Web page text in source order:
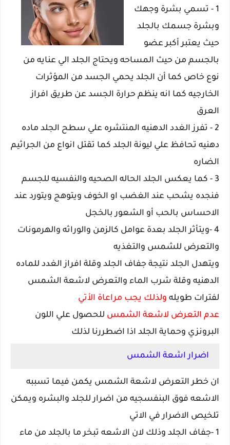
1 - تسمي بشرة وجهك
وبشرة جسمك بالجلد
حيث يعتبر أكبر عضو
بالجسم من حيث المساحه ويحتاج الجلد الي عنايه من
نوع خاص كما أن الجلد يحمي الجسد من المؤثرات
الخارجيه كما انه ينظم حرارة الجسد عن طريق افراز
العرق
2 - تفرز الغدد الدهنيه المنتشره علي سطح الجلد ماده
دهنيه تحافظ علي ليونة الجلد كما تقتل انواع من الجراثيم
الضاره
3 - كما يعكس الجلد الحاله الصحيه والنفسيه للجسم
فنجده يشحب عند الغضب او الخوف ويتوهج ويتورد عند
الاحساس بالحب أو الشعور بالخجل
4 -ويتأثر الجلد بعدة عوامل كالزمن والوراثه والهرمونات
والتعرض للشمس والتغذيه
ويتهدل الجلد نتيجة جفاف الجلد وقلة افراز الغدد للماده
الدهنيه وقلة شرب الماء والتعرض لاشعة الشمس
لفترات طويله ولذلك يجب مراعاة الأتي
عدم التعرض لاشعة الشمس للحصول علي اللون
البرونزي وحماية الجلد اذا اضطررنا لذلك
اضرار اشعة الشمس
ان خطر التعرض لاشعة الشمس يكمن فيما تسببه
الاشعه فوق البنفسجيه من اضرار للجلد والبشره ويمكن
تلخيص الاضرار في الاتي
1 -جفاف الجلد وذلك لان الاشعه تبخر ما بالجلد من ماء